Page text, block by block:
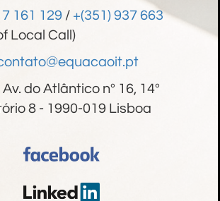
161 129 / +(351) 937 663
Local Call)
do Atlântico nº 16, 14º
8 - 1990-019 Lisboa